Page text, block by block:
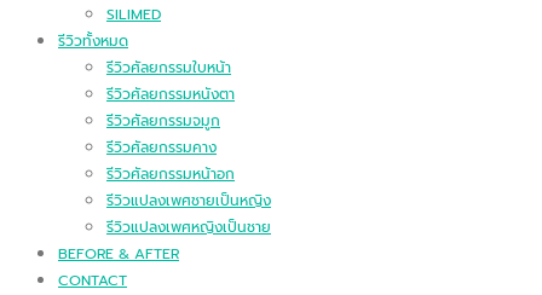
SILIMED
รีวิวทั้งหมด
รีวิวศัลยกรรมใบหน้า
รีวิวศัลยกรรมหนังตา
รีวิวศัลยกรรมจมูก
รีวิวศัลยกรรมคาง
รีวิวศัลยกรรมหน้าอก
รีวิวแปลงเพศชายเป็นหญิง
รีวิวแปลงเพศหญิงเป็นชาย
BEFORE & AFTER
CONTACT